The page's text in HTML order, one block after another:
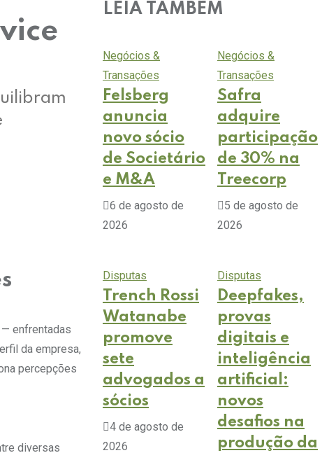
enfrentadas
da empresa,
percepções
diversas
LEIA TAMBÉM
Negócios &
Transações
Felsberg
anuncia
novo sócio
de Societário
e M&A
6 de agosto de
2026
Negócios &
Transações
Safra
adquire
participação
de 30% na
Treecorp
5 de agosto de
2026
Disputas
Trench Rossi
Watanabe
promove
sete
advogados a
sócios
4 de agosto de
2026
Disputas
Deepfakes,
provas
digitais e
inteligência
artificial:
novos
desafios na
produção da